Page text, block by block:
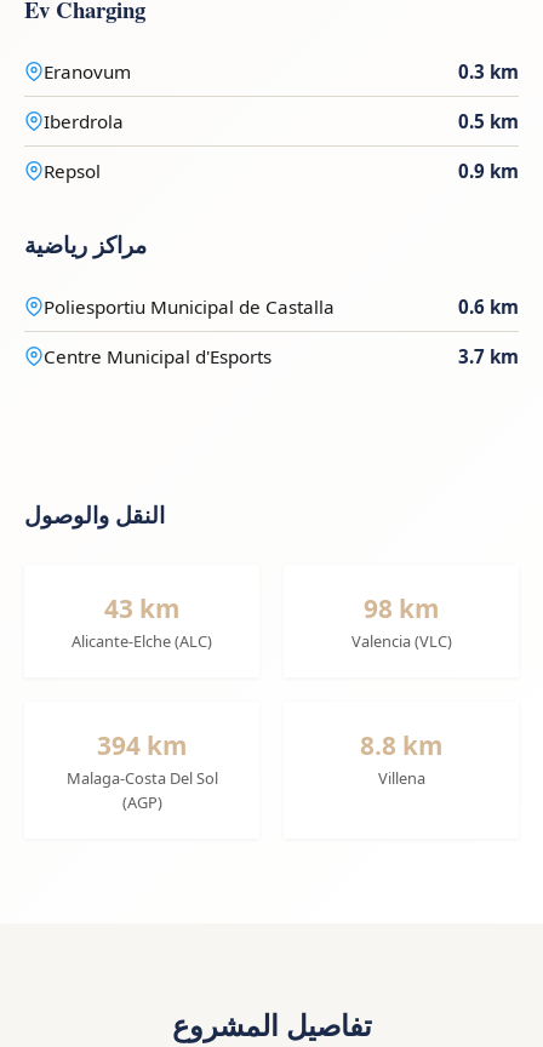
Ev Charging
Eranovum 0.3 km
Iberdrola 0.5 km
Repsol 0.9 km
مراكز رياضية
Poliesportiu Municipal de Castalla 0.6 km
Centre Municipal d'Esports 3.7 km
النقل والوصول
43 km
Alicante-Elche (ALC)
98 km
Valencia (VLC)
394 km
Malaga-Costa Del Sol
(AGP)
8.8 km
Villena
تفاصيل المشروع